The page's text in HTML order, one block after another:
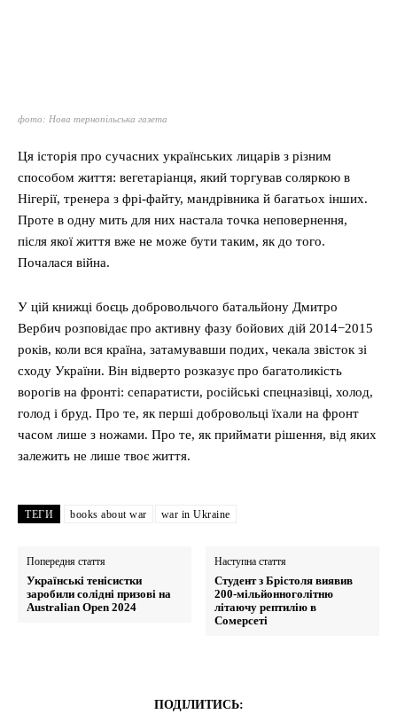
фото: Нова тернопільська газета
Ця історія про сучасних українських лицарів з різним
способом життя: вегетаріанця, який торгував соляркою в
Нігерії, тренера з фрі-файту, мандрівника й багатьох інших.
Проте в одну мить для них настала точка неповернення,
після якої життя вже не може бути таким, як до того.
Почалася війна.
У цій книжці боєць добровольчого батальйону Дмитро
Вербич розповідає про активну фазу бойових дій 2014−2015
років, коли вся країна, затамувавши подих, чекала звісток зі
сходу України. Він відверто розказує про багатоликість
ворогів на фронті: сепаратисти, російські спецназівці, холод,
голод і бруд. Про те, як перші добровольці їхали на фронт
часом лише з ножами. Про те, як приймати рішення, від яких
залежить не лише твоє життя.
ТЕГИ books about war war in Ukraine
Попередня стаття
Українські тенісистки
заробили солідні призові на
Australian Open 2024
Наступна стаття
Студент з Брістоля виявив
200-мільйонноголітню
літаючу рептилію в
Сомерсеті
ПОДІЛИТИСЬ: